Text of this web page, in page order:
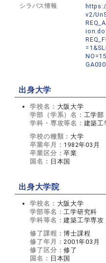
シラバス情報
v2/
GA030
出身大学
学校名： 大阪大学
学部（学系）名： 工学部
学科・専攻等名： 建築工
学校の種類： 大学
卒業年月： 1982年03月
卒業区分：卒業
国名： 日本国
出身大学院
学校名： 大阪大学
学部等名：工学研究科
学科等名：建築工学専攻
修了課程：博士課程
修了年月：2001年03月
修了区分：修了
国名： 日本国